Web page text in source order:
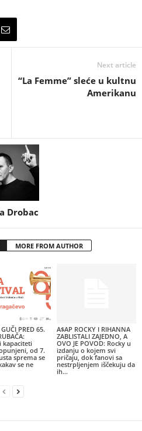
Next article
“La Femme” sleće u kultnu
Amerikanu
Drobac
MORE FROM AUTHOR
PRED 65.
kapaciteti
od 7.
sprema se
se ne
A$AP ROCKY I RIHANNA
ZABLISTALI ZAJEDNO, A
OVO JE POVOD: Rocky u
izdanju o kojem svi
pričaju, dok fanovi sa
nestrpljenjem iščekuju da
ih...